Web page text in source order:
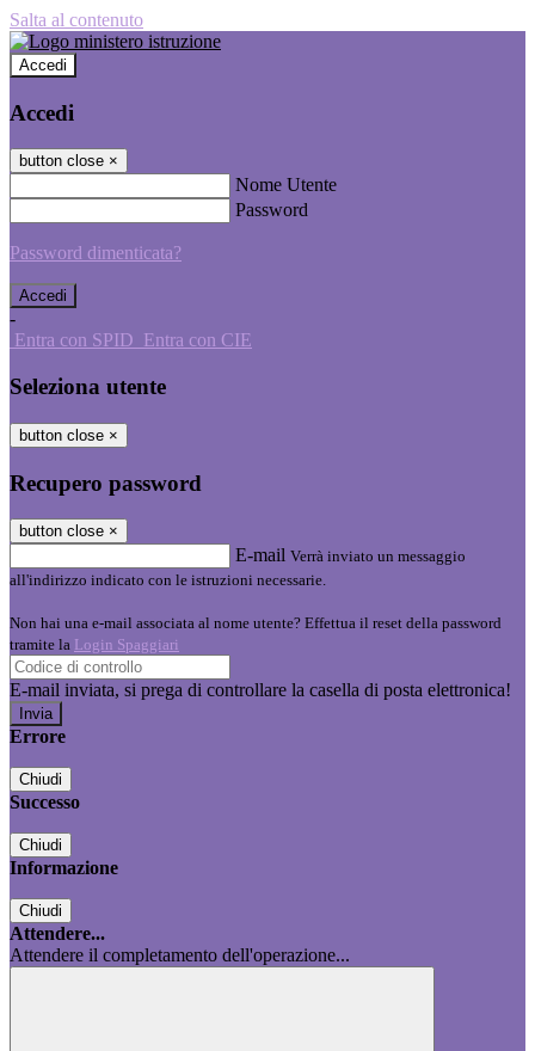
Salta al contenuto
Accedi
Accedi
button close ×
Nome Utente
Password
Password dimenticata?
-
Entra con SPID Entra con CIE
Seleziona utente
button close ×
Recupero password
button close ×
E-mail Verrà inviato un messaggio
all'indirizzo indicato con le istruzioni necessarie.
Non hai una e-mail associata al nome utente? Effettua il reset della password
tramite la Login Spaggiari
E-mail inviata, si prega di controllare la casella di posta elettronica!
Errore
Chiudi
Successo
Chiudi
Informazione
Chiudi
Attendere...
Attendere il completamento dell'operazione...